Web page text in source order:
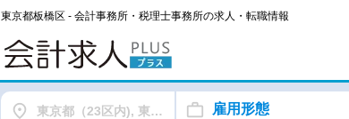
東京都板橋区 - 会計事務所・税理士事務所の求人・転職情報
東京都（23区内), 東京都（都下） 雇用形態